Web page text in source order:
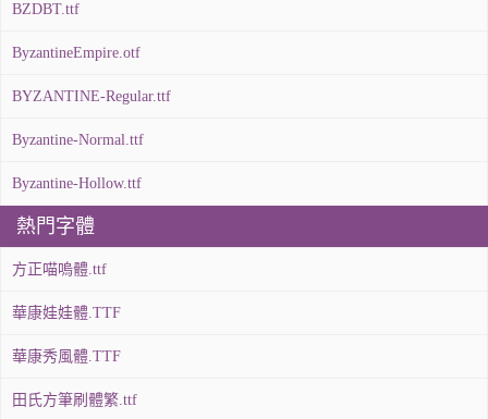
BZDBT.ttf
ByzantineEmpire.otf
BYZANTINE-Regular.ttf
Byzantine-Normal.ttf
Byzantine-Hollow.ttf
熱門字體
方正喵嗚體.ttf
華康娃娃體.TTF
華康秀風體.TTF
田氏方筆刷體繁.ttf